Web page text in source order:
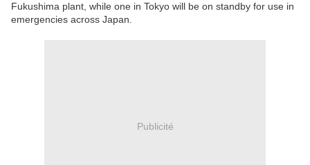
Fukushima plant, while one in Tokyo will be on standby for use in
emergencies across Japan.
Publicité